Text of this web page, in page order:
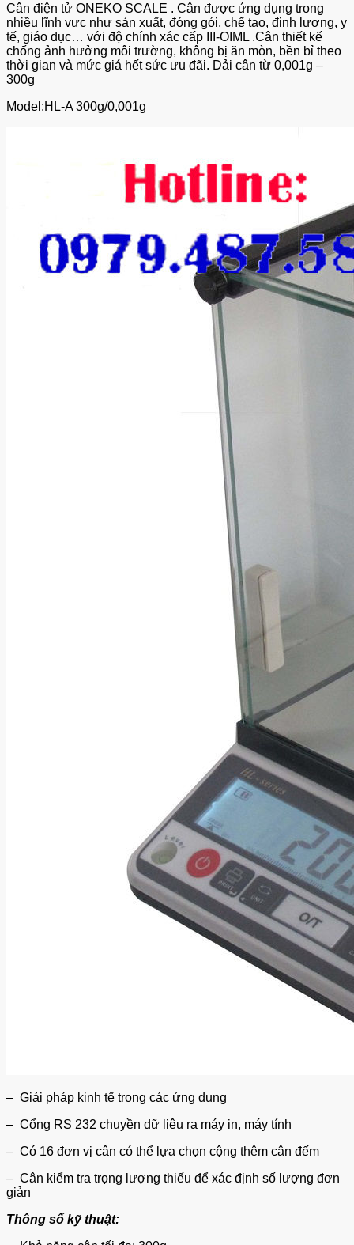
Cân điện tử ONEKO SCALE . Cân được ứng dụng trong
nhiều lĩnh vực như sản xuất, đóng gói, chế tạo, định lượng, y
tế, giáo dục… với độ chính xác cấp III-OIML .Cân thiết kế
chống ảnh hưởng môi trường, không bị ăn mòn, bền bỉ theo
thời gian và mức giá hết sức ưu đãi. Dải cân từ 0,001g –
300g
Model:HL-A 300g/0,001g
– Giải pháp kinh tế trong các ứng dụng
– Cổng RS 232 chuyền dữ liệu ra máy in, máy tính
– Có 16 đơn vị cân có thể lựa chọn cộng thêm cân đếm
– Cân kiểm tra trọng lượng thiếu để xác định số lượng đơn
giản
Thông số kỹ thuật: